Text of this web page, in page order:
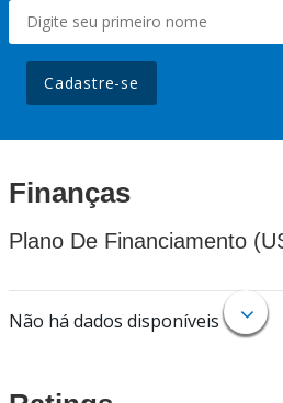
Cadastre-se
Finanças
Plano De Financiamento
Não há dados disponíveis